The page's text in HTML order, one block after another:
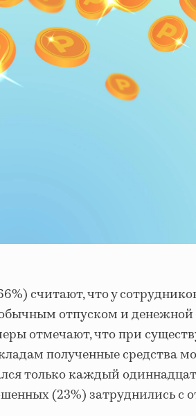
считают, что у
отпуском и денежной
отмечают, что при
полученные средства
только каждый
(23%) затруднились с